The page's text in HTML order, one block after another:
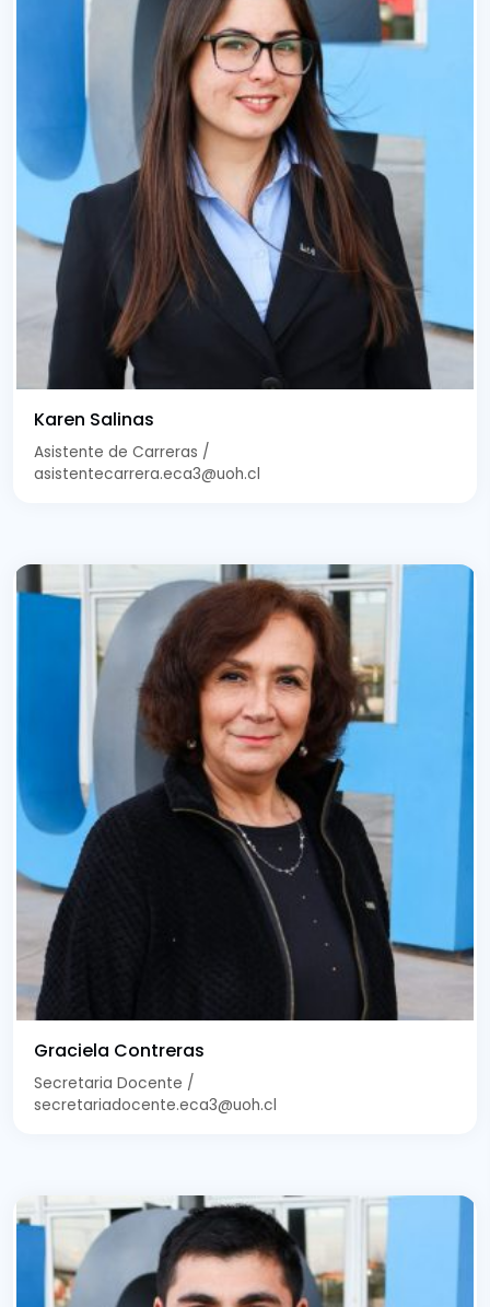
Karen Salinas
Asistente de Carreras /
asistentecarrera.eca3@uoh.cl
Graciela Contreras
Secretaria Docente /
secretariadocente.eca3@uoh.cl